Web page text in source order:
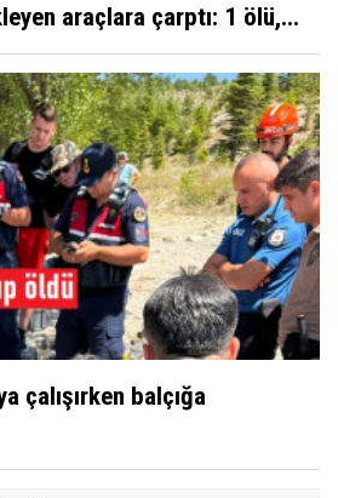
araçlara çarptı: 1 ölü,...
çalışırken balçığa